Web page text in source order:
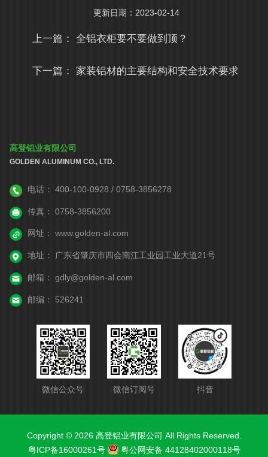
更新日期：2023-02-14
上一篇：全铝衣柜要不要做到顶？
下一篇： 家装铝材的主要结构和安全技术要求
高登铝业有限公司
GOLDEN ALUMINUM CO., LTD.
电话： 400-100-0928 / 0758-3856278
传真： 0758-3856200
网址： www.golden-al.com
地址： 广东省肇庆市四会南江工业园工业大道21号
邮箱： gdly@golden-al.com
邮编： 526241
微信公众号 微信订阅号 抖音
Copyright © 2026 高登铝业有限公司 All Rights Reserved.
粤ICP备16000261号
粤公网安备 44128402000118号